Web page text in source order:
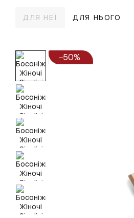
ДЛЯ НЕЇ
ДЛЯ НЬОГО
−50%